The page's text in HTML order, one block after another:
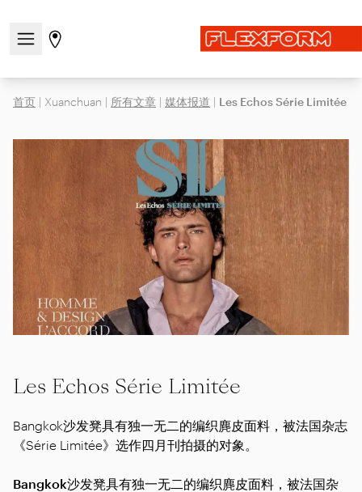
打开/关闭导航菜单
前往商店页面
首页 | Xuanchuan | 所有文章 | 媒体报道 | Les Echos Série Limitée
Les Echos Série Limitée
Bangkok沙发凳具有独一无二的编织麂皮面料，被法国杂志
《Série Limitée》选作四月刊拍摄的对象。
Bangkok沙发凳具有独一无二的编织麂皮面料，被法国杂